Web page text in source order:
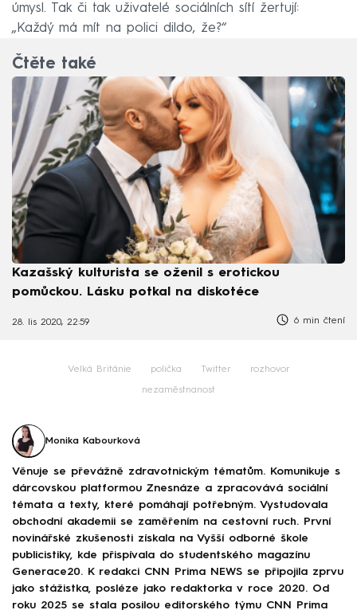
úmysl. Tak či tak uživatelé sociálních sítí žertují:
„Každý má mít na polici dildo, že?“
Čtěte také
Kazašský kulturista se oženil s erotickou
pomůckou. Lásku potkal na diskotéce
28. lis 2020, 22:59 6 min čtení
Velká Británie polička Twitter rozhovor
nezaměstnanost
Monika Kabourková
Věnuje se převážně zdravotnickým tématům. Komunikuje s
dárcovskou platformou Znesnáze a zpracovává sociální
témata a texty, které pomáhají potřebným. Vystudovala
obchodní akademii se zaměřením na cestovní ruch. První
novinářské zkušenosti získala na Vyšší odborné škole
publicistiky, kde přispívala do studentského magazínu
Generace20. K redakci CNN Prima NEWS se připojila zprvu
jako stážistka, posléze jako redaktorka v roce 2020. Od
roku 2025 se stala posilou editorského týmu CNN Prima